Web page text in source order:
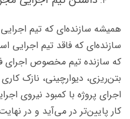
همیشه سازنده‌ای که تیم
سازنده‌ای که فاقد تیم اجرایی
که سازنده تیم مخصوص اجرای
بتن‌ریزی، دیوارچینی، نازک
اجرای پروژه با کمبود نیروی
کار پایین‌تر در می‌آید و در